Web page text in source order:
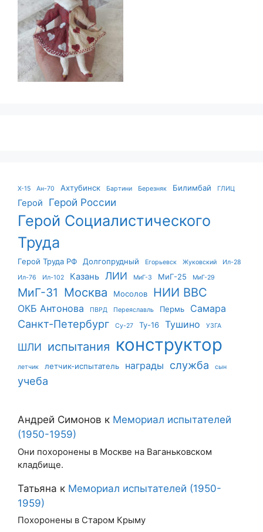
X-15 Ан-70 Ахтубинск Бартини Березняк Билимбай ГЛИЦ
Герой Герой России
Герой Социалистического
Труда
Герой Труда РФ Долгопрудный Егорьевск Жуковский
Ил-28
Ил-76
Ил-102 Казань ЛИИ МиГ-3 МиГ-25 МиГ-29
МиГ-31 Москва Мосолов НИИ ВВС
ОКБ Антонова ПВРД Переяславль Пермь Самара
Санкт-Петербург Су-27 Ту-16 Тушино УЗГА
ШЛИ испытания конструктор
летчик летчик-испытатель награды служба сын
учеба
Андрей Симонов к Мемориал испытателей
(1950-1959)
Они похоронены в Москве на Ваганьковском
кладбище.
Татьяна к Мемориал испытателей (1950-
1959)
Похоронены в Старом Крыму